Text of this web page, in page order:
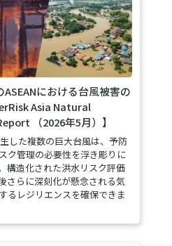
ASEANにおける台風被害の
Asia Natural
（2026年5月）】
した複数の巨大台風は、予防
ク管理の必要性を浮き彫りに
構造化された洪水リスク評価
さらに深刻化が懸念される気
るレジリエンスを確保できま